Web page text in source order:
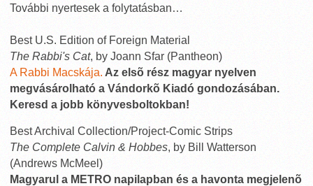
További nyertesek a folytatásban…
Best U.S. Edition of Foreign Material
The Rabbi's Cat, by Joann Sfar (Pantheon)
A Rabbi Macskája. Az elsõ rész magyar nyelven
megvásárolható a Vándorkõ Kiadó gondozásában.
Keresd a jobb könyvesboltokban!
Best Archival Collection/Project-Comic Strips
The Complete Calvin & Hobbes, by Bill Watterson
(Andrews McMeel)
Magyarul a METRO napilapban és a havonta megjelenõ